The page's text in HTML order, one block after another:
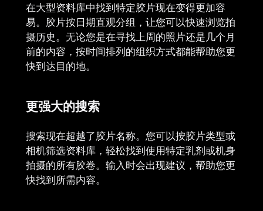
在大型资料库中找到特定胶片现在变得更加容
易。胶片按日期直观分组，让您可以快速浏览拍
摄历史。无论您是在寻找上周的照片还是几个月
前的内容，按时间排列的组织方式都能帮助您更
快到达目的地。
更强大的搜索
搜索现在超越了胶片名称。您可以按胶片类型或
相机筛选资料库，轻松找到使用特定乳剂或机身
拍摄的所有胶卷。输入时会出现建议，帮助您更
快找到所需内容。